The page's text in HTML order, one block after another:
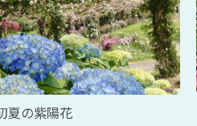
夏の紫陽花